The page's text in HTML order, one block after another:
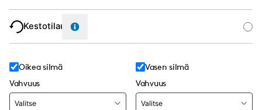
Kestotilaus
Oikea silmä
Vahvuus
Vasen silmä
Vahvuus